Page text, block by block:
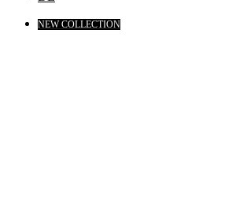
NEW COLLECTION